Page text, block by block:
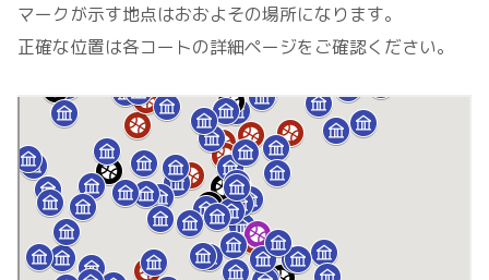
マークが示す地点はおおよその場所になります。
正確な位置は各コートの詳細ページをご確認ください。